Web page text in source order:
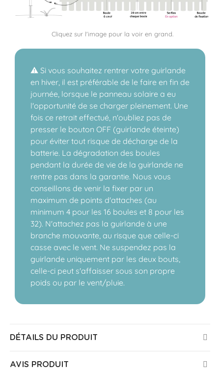
Cliquez sur l'image pour la voir en grand.
⚠️ Si vous souhaitez rentrer votre guirlande
en hiver, il est préférable de le faire en fin de
journée, lorsque le panneau solaire a eu
l'opportunité de se charger pleinement. Une
fois ce retrait effectué, n'oubliez pas de
presser le bouton OFF (guirlande éteinte)
pour éviter tout risque de décharge de la
batterie. La dégradation des boules
pendant la durée de vie de la guirlande ne
rentre pas dans la garantie. Nous vous
conseillons de venir la fixer par un
maximum de points d'attaches (au
minimum 4 pour les 16 boules et 8 pour les
32). N'attachez pas la guirlande à une
branche mouvante, au risque que celle-ci
casse avec le vent. Ne suspendez pas la
guirlande uniquement par les deux bouts,
celle-ci peut s'affaisser sous son propre
poids ou par le vent/pluie.
DÉTAILS DU PRODUIT
AVIS PRODUIT